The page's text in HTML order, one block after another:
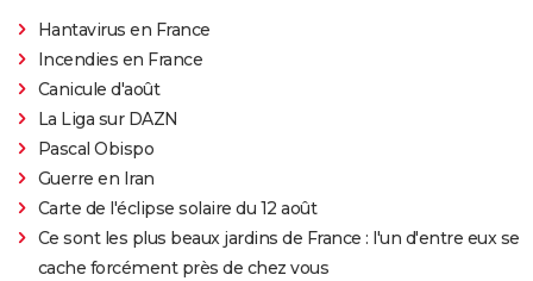
Hantavirus en France
Incendies en France
Canicule d'août
La Liga sur DAZN
Pascal Obispo
Guerre en Iran
Carte de l'éclipse solaire du 12 août
Ce sont les plus beaux jardins de France : l'un d'entre eux se
cache forcément près de chez vous